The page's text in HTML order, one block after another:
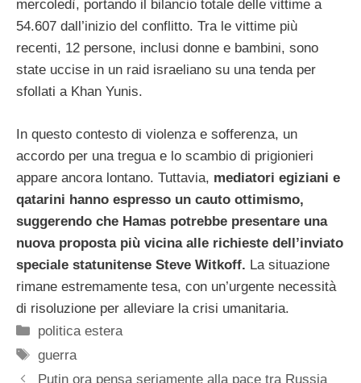
mercoledì, portando il bilancio totale delle vittime a
54.607 dall’inizio del conflitto. Tra le vittime più
recenti, 12 persone, inclusi donne e bambini, sono
state uccise in un raid israeliano su una tenda per
sfollati a Khan Yunis.
In questo contesto di violenza e sofferenza, un
accordo per una tregua e lo scambio di prigionieri
appare ancora lontano. Tuttavia, mediatori egiziani e
qatarini hanno espresso un cauto ottimismo,
suggerendo che Hamas potrebbe presentare una
nuova proposta più vicina alle richieste dell’inviato
speciale statunitense Steve Witkoff. La situazione
rimane estremamente tesa, con un’urgente necessità
di risoluzione per alleviare la crisi umanitaria.
Categorie
politica estera
Tag
guerra
Putin ora pensa seriamente alla pace tra Russia